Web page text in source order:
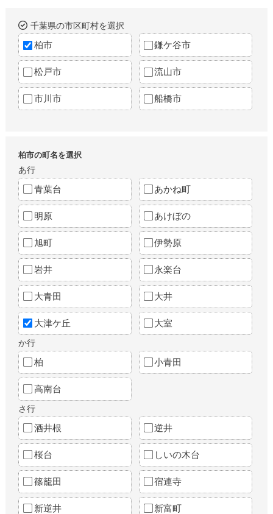
千葉県の市区町村を選択
柏市 鎌ケ谷市
松戸市 流山市
市川市 船橋市
柏市の町名を選択
あ行
青葉台 あかね町
明原 あけぼの
旭町 伊勢原
岩井 永楽台
大青田 大井
大津ケ丘 大室
か行
柏 小青田
高南台
さ行
酒井根 逆井
桜台 しいの木台
篠籠田 宿連寺
新逆井 新富町